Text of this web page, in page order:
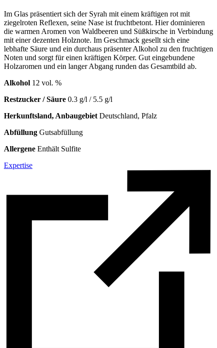
Im Glas präsentiert sich der Syrah mit einem kräftigen rot mit
ziegelroten Reflexen, seine Nase ist fruchtbetont. Hier dominieren
die warmen Aromen von Waldbeeren und Süßkirsche in Verbindung
mit einer dezenten Holznote. Im Geschmack gesellt sich eine
lebhafte Säure und ein durchaus präsenter Alkohol zu den fruchtigen
Noten und sorgt für einen kräftigen Körper. Gut eingebundene
Holzaromen und ein langer Abgang runden das Gesamtbild ab.
Alkohol 12 vol. %
Restzucker / Säure 0.3 g/l / 5.5 g/l
Herkunftsland, Anbaugebiet Deutschland, Pfalz
Abfüllung Gutsabfüllung
Allergene Enthält Sulfite
Expertise